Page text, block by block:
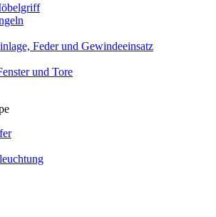
Feder und Gewindeeinsatz
und Tore